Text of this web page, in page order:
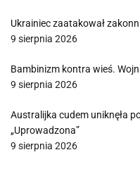
Ukrainiec zaatakował
9 sierpnia 2026
Bambinizm kontra wieś.
9 sierpnia 2026
Australijka cudem uniknęła
„Uprowadzona”
9 sierpnia 2026